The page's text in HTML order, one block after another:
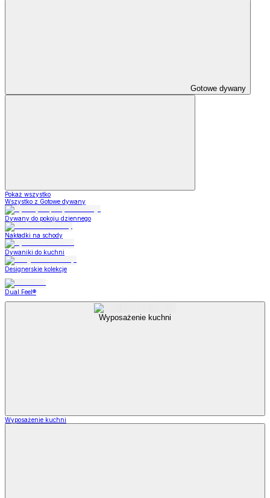
Gotowe dywany
Pokaż wszystko
Wszystko z Gotowe dywany
Dywany do pokoju dziennego
Nakładki na schody
Dywaniki do kuchni
Designerskie kolekcje
Dual Feel®
Wyposażenie kuchni
Wyposażenie kuchni